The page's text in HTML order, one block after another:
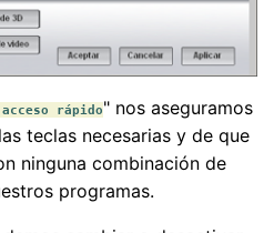
rápido" nos aseguramos
teclas necesarias y de que
ninguna combinación de
programas.